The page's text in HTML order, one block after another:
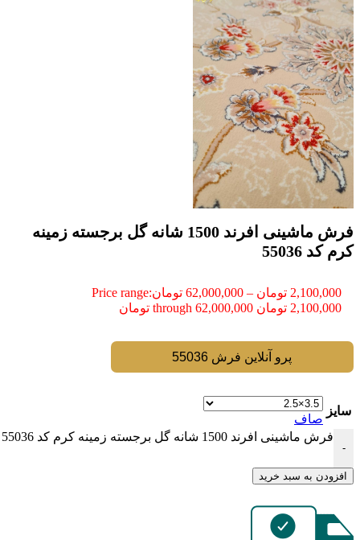
فرش ماشینی افرند 1500 شانه گل برجسته زمینه
كرم کد 55036
2,100,000 تومان –
62,000,000 تومانPrice range:
2,100,000 تومان through 62,000,000 تومان
پرو آنلاین فرش 55036
سایز
صاف
-
فرش ماشینی افرند 1500 شانه گل برجسته زمینه كرم کد 55036 عدد
افزودن به سبد خرید